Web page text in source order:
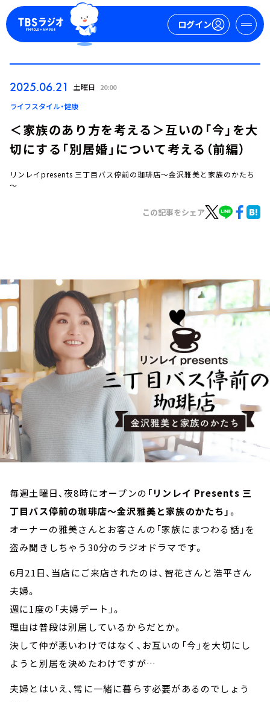
ログイン
ログイン
お知らせ
イベント・グッズ
YouTube
会社情報
2025.06.21 土曜日 20:00
ライフスタイル・健康
＜家族のあり方を考える＞互いの「今」を大
切にする「別居婚」について考える（前編）
リンレイpresents 三丁目バス停前の珈琲店～金沢雅美と家族のかたち
～
この記事をシェア
毎週土曜日、夜8時にオープンの 「リンレイ Presents 三
丁目バス停前の珈琲店～金沢雅美と家族のかたち」。
オーナーの雅美さんとお客さんの「家族にまつわる話」を
盗み聞きしちゃう30分のラジオドラマです。
6月21日、当店にご来店されたのは、智花さんと浩平さん
夫婦。
週に1度の「夫婦デート」。
理由は普段は別居しているからだとか。
決して仲が悪いわけではなく、お互いの「今」を大切にし
ようと別居を決めたわけですが…
夫婦とはいえ、常に一緒に暮らす必要があるのでしょう